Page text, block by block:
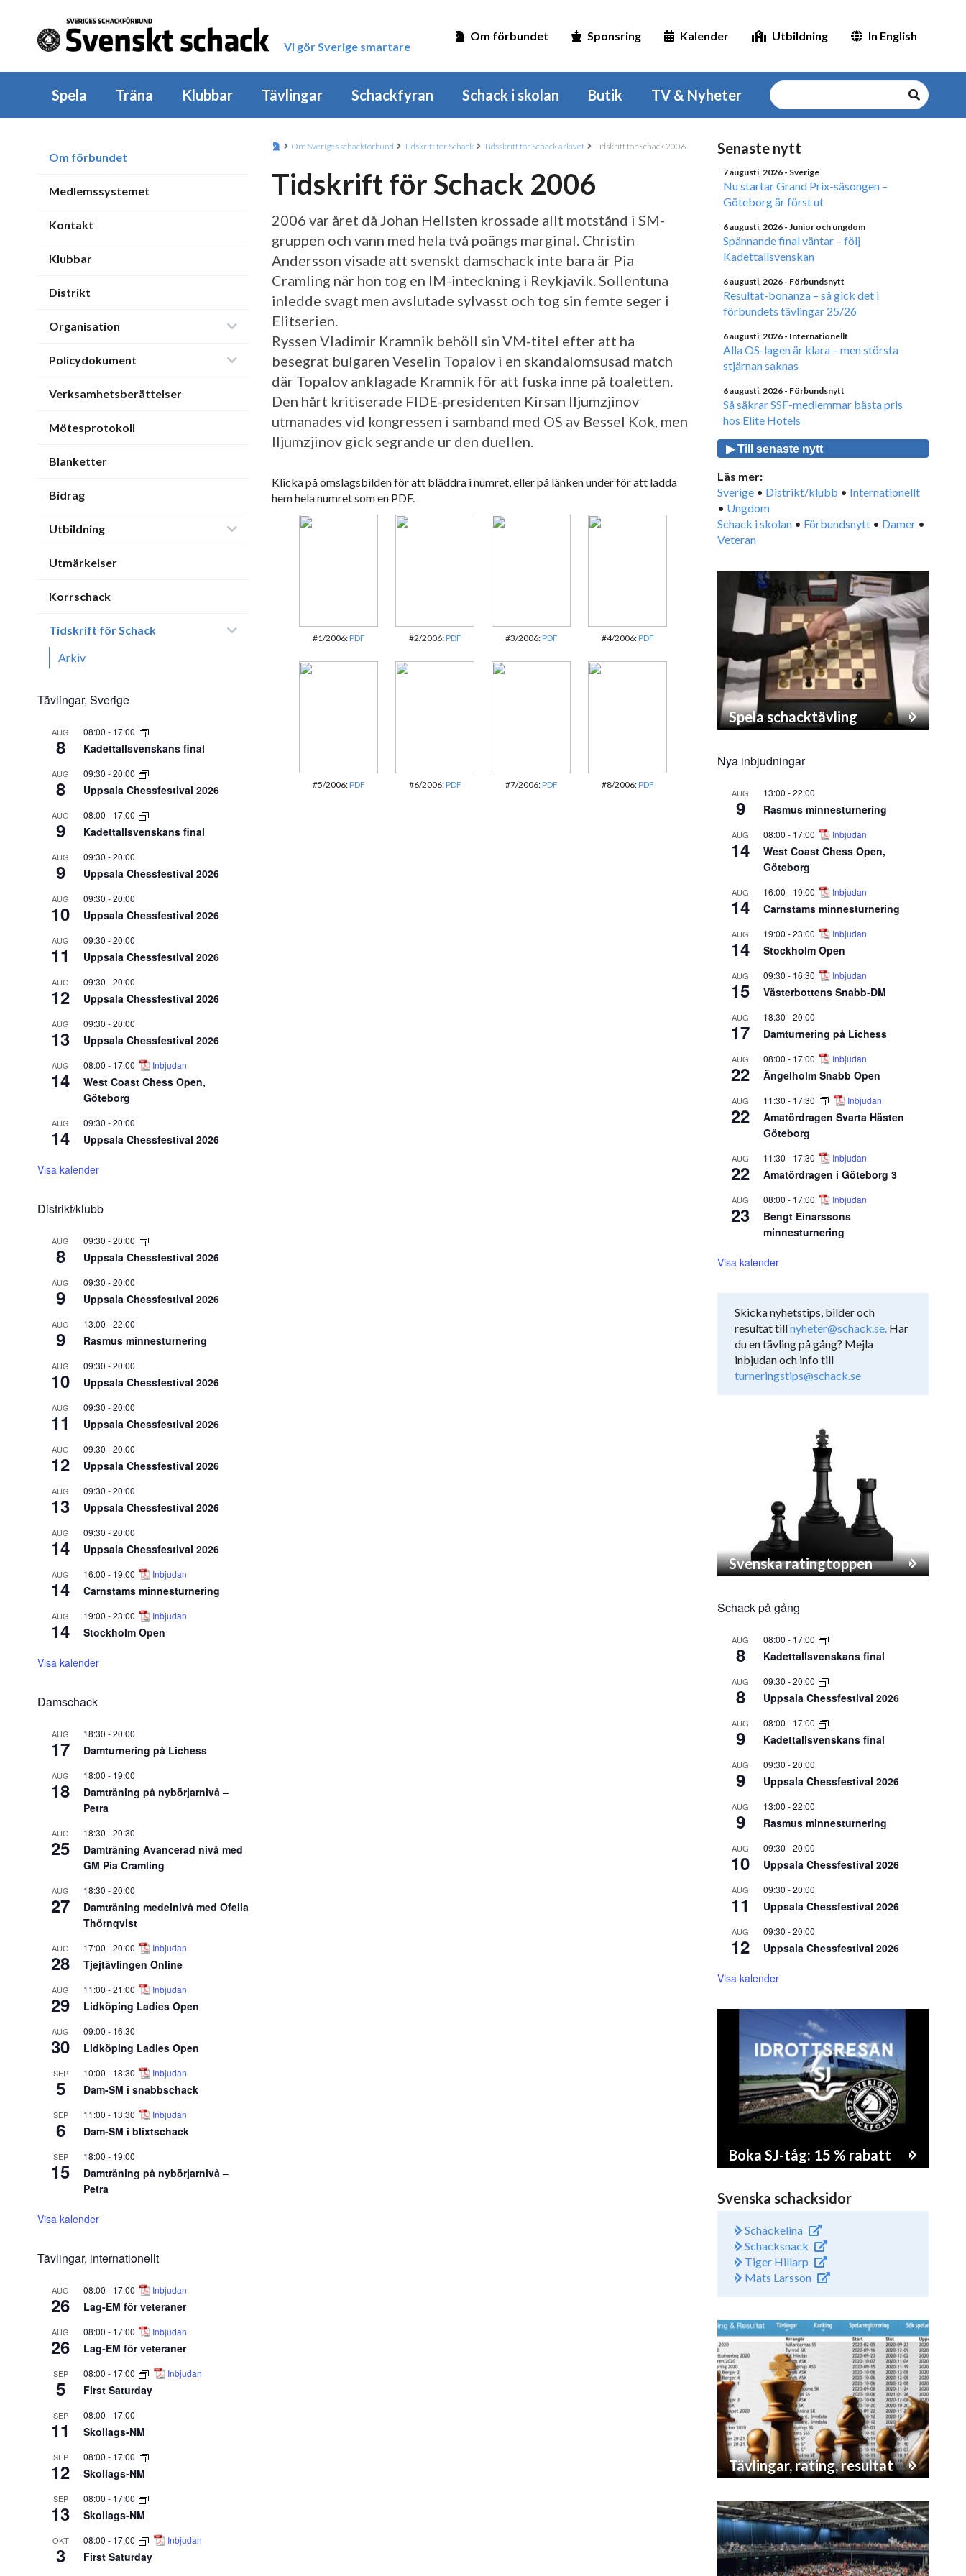
Vi gör Sverige smartare
Om förbundet Sponsring Kalender Utbildning In English
Spela Träna Klubbar Tävlingar Schackfyran Schack i skolan Butik TV & Nyheter
Om förbundet
Medlemssystemet
Kontakt
Klubbar
Distrikt
Organisation
Policydokument
Verksamhetsberättelser
Mötesprotokoll
Blanketter
Bidrag
Utbildning
Utmärkelser
Korrschack
Tidskrift för Schack
Arkiv
Tävlingar, Sverige
AUG
8
08:00 - 17:00
Kadettallsvenskans final
AUG
8
09:30 -20:00
Uppsala Chessfestival 2026
AUG
9
08:00 - 17:00
Kadettallsvenskans final
AUG
9
09:30 -20:00
Uppsala Chessfestival 2026
AUG
10
09:30 -20:00
Uppsala Chessfestival 2026
AUG
11
09:30 -20:00
Uppsala Chessfestival 2026
AUG
12
09:30 -20:00
Uppsala Chessfestival 2026
AUG
13
09:30 -20:00
Uppsala Chessfestival 2026
AUG
14
08:00 - 17:00 Inbjudan
West Coast Chess Open,
Göteborg
AUG
14
09:30 -20:00
Uppsala Chessfestival 2026
Visa kalender
Distrikt/klubb
AUG
8
09:30 -20:00
Uppsala Chessfestival 2026
AUG
9
09:30 -20:00
Uppsala Chessfestival 2026
AUG
9
13:00 -22:00
Rasmus minnesturnering
AUG
10
09:30 -20:00
Uppsala Chessfestival 2026
AUG
11
09:30 -20:00
Uppsala Chessfestival 2026
AUG
12
09:30 -20:00
Uppsala Chessfestival 2026
AUG
13
09:30 -20:00
Uppsala Chessfestival 2026
AUG
14
09:30 -20:00
Uppsala Chessfestival 2026
AUG
14
16:00 - 19:00 Inbjudan
Carnstams minnesturnering
AUG
14
19:00 -23:00 Inbjudan
Stockholm Open
Visa kalender
Damschack
AUG
17
18:30 -20:00
Damturnering på Lichess
AUG
18
18:00 - 19:00
Damträning på nybörjarnivå –
Petra
AUG
25
18:30 -20:30
Damträning Avancerad nivå med
GM Pia Cramling
AUG
27
18:30 -20:00
Damträning medelnivå med Ofelia
Thörnqvist
AUG
28
17:00 -20:00 Inbjudan
Tjejtävlingen Online
AUG
29
11:00 -21:00 Inbjudan
Lidköping Ladies Open
AUG
30
09:00 - 16:30
Lidköping Ladies Open
SEP
5
10:00 - 18:30 Inbjudan
Dam-SM i snabbschack
SEP
6
11:00 - 13:30 Inbjudan
Dam-SM i blixtschack
SEP
15
18:00 - 19:00
Damträning på nybörjarnivå –
Petra
Visa kalender
Tävlingar, internationellt
AUG
26
08:00 - 17:00 Inbjudan
Lag-EM för veteraner
AUG
26
08:00 - 17:00 Inbjudan
Lag-EM för veteraner
SEP
5
08:00 - 17:00 Inbjudan
First Saturday
SEP
11
08:00 - 17:00
Skollags-NM
SEP
12
08:00 - 17:00
Skollags-NM
SEP
13
08:00 - 17:00
Skollags-NM
OKT
3
08:00 - 17:00 Inbjudan
First Saturday
Om Sveriges schackförbund Tidskrift för Schack Tidsskrift för Schack arkivet Tidskrift för Schack 2006
Tidskrift för Schack 2006
2006 var året då Johan Hellsten krossade allt motstånd i SM-
gruppen och vann med hela två poängs marginal. Christin
Andersson visade att svenskt damschack inte bara är Pia
Cramling när hon tog en IM-inteckning i Reykjavik. Sollentuna
inledde svagt men avslutade sylvasst och tog sin femte seger i
Elitserien.
Ryssen Vladimir Kramnik behöll sin VM-titel efter att ha
besegrat bulgaren Veselin Topalov i en skandalomsusad match
där Topalov anklagade Kramnik för att fuska inne på toaletten.
Den hårt kritiserade FIDE-presidenten Kirsan Iljumzjinov
utmanades vid kongressen i samband med OS av Bessel Kok, men
Iljumzjinov gick segrande ur den duellen.
Klicka på omslagsbilden för att bläddra i numret, eller på länken under för att ladda
hem hela numret som en PDF.
#1/2006:PDF #2/2006:PDF #3/2006:PDF #4/2006:PDF
#5/2006:PDF #6/2006:PDF #7/2006:PDF #8/2006:PDF
Senaste nytt
7 augusti, 2026 - Sverige
Nu startar Grand Prix-säsongen –
Göteborg är först ut
6 augusti, 2026 - Junior och ungdom
Spännande final väntar – följ
Kadettallsvenskan
6 augusti, 2026 - Förbundsnytt
Resultat-bonanza – så gick det i
förbundets tävlingar 25/26
6 augusti, 2026 - Internationellt
Alla OS-lagen är klara – men största
stjärnan saknas
6 augusti, 2026 - Förbundsnytt
Så säkrar SSF-medlemmar bästa pris
hos Elite Hotels
▶ Till senaste nytt
Läs mer:
Sverige • Distrikt/klubb • Internationellt
• Ungdom
Schack i skolan • Förbundsnytt • Damer •
Veteran
Spela schacktävling
Nya inbjudningar
AUG
9
13:00 -22:00
Rasmus minnesturnering
AUG
14
08:00 - 17:00 Inbjudan
West Coast Chess Open,
Göteborg
AUG
14
16:00 - 19:00 Inbjudan
Carnstams minnesturnering
AUG
14
19:00 -23:00 Inbjudan
Stockholm Open
AUG
15
09:30 - 16:30 Inbjudan
Västerbottens Snabb-DM
AUG
17
18:30 -20:00
Damturnering på Lichess
AUG
22
08:00 - 17:00 Inbjudan
Ängelholm Snabb Open
AUG
22
11:30 - 17:30 Inbjudan
Amatördragen Svarta Hästen
Göteborg
AUG
22
11:30 - 17:30 Inbjudan
Amatördragen i Göteborg 3
AUG
23
08:00 - 17:00 Inbjudan
Bengt Einarssons
minnesturnering
Visa kalender
Skicka nyhetstips, bilder och
resultat tillnyheter@schack.se. Har
du en tävling på gång? Mejla
inbjudan och info till
turneringstips@schack.se
Svenska ratingtoppen
Schack på gång
AUG
8
08:00 - 17:00
Kadettallsvenskans final
AUG
8
09:30 -20:00
Uppsala Chessfestival 2026
AUG
9
08:00 - 17:00
Kadettallsvenskans final
AUG
9
09:30 -20:00
Uppsala Chessfestival 2026
AUG
9
13:00 -22:00
Rasmus minnesturnering
AUG
10
09:30 -20:00
Uppsala Chessfestival 2026
AUG
11
09:30 -20:00
Uppsala Chessfestival 2026
AUG
12
09:30 -20:00
Uppsala Chessfestival 2026
Visa kalender
Boka SJ-tåg: 15 % rabatt
Svenska schacksidor
Schackelina
Schacksnack
Tiger Hillarp
Mats Larsson
Tävlingar, rating, resultat